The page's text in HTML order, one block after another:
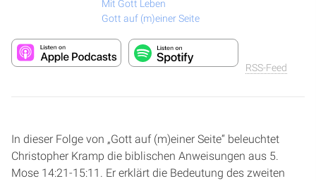
Mit Gott Leben
Gott auf (m)einer Seite
RSS-Feed
In dieser Folge von „Gott auf (m)einer Seite“ beleuchtet
Christopher Kramp die biblischen Anweisungen aus 5.
Mose 14:21-15:11. Er erklärt die Bedeutung des zweiten